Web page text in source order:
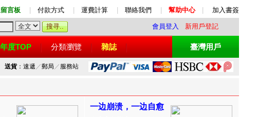
言板 付款方式 運費計算 聯絡我們 幫助中心 加入書簽
會員登入 新用戶登記
度TOP 分類瀏覽 雜誌 臺灣用戶
送貨：速遞 ／郵局 ／ 服務站
一边崩溃，一边自愈